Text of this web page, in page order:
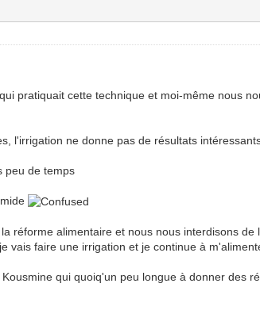
pratiquait cette technique et moi-même nous
l'irrigation ne donne pas de résultats
peu de temps
réforme alimentaire et nous nous interdisons
faire une irrigation et je continue à
qui quoiq'un peu longue à donner des